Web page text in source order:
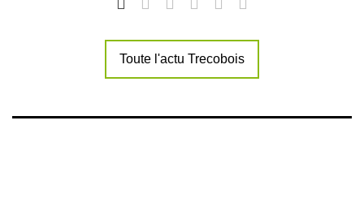
Toute l'actu Trecobois